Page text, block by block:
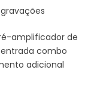
amplificador de
combo
adicional